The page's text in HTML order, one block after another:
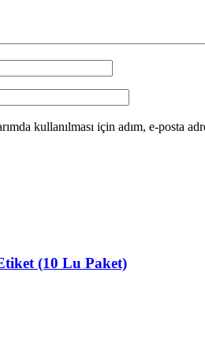
VE HİJYEN EKİPMANLARI
kullanılması için adım, e-posta
(10 Lu Paket)